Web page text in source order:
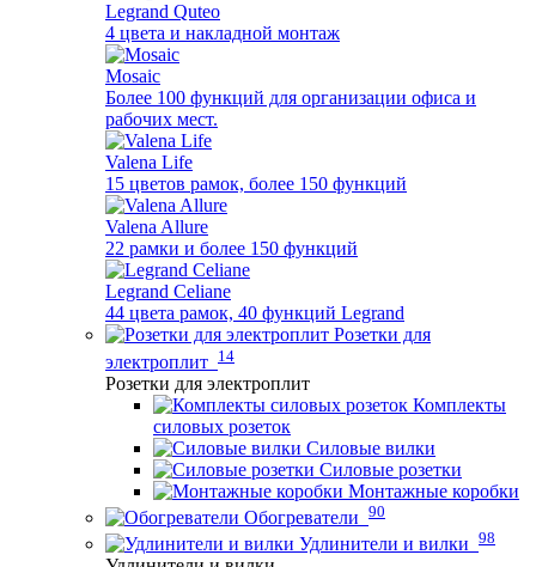
Legrand Quteo
4 цвета и накладной монтаж
Mosaic
Более 100 функций для организации офиса и
рабочих мест.
Valena Life
15 цветов рамок, более 150 функций
Valena Allure
22 рамки и более 150 функций
Legrand Celiane
44 цвета рамок, 40 функций Legrand
Розетки для
электроплит 14
Розетки для электроплит
Комплекты
силовых розеток
Силовые вилки
Силовые розетки
Монтажные коробки
Обогреватели 90
Удлинители и вилки 98